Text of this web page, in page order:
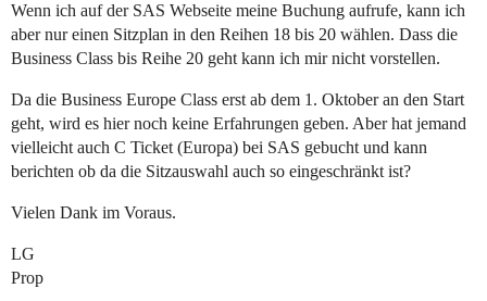
Wenn ich auf der SAS Webseite meine Buchung aufrufe, kann ich
aber nur einen Sitzplan in den Reihen 18 bis 20 wählen. Dass die
Business Class bis Reihe 20 geht kann ich mir nicht vorstellen.
Da die Business Europe Class erst ab dem 1. Oktober an den Start
geht, wird es hier noch keine Erfahrungen geben. Aber hat jemand
vielleicht auch C Ticket (Europa) bei SAS gebucht und kann
berichten ob da die Sitzauswahl auch so eingeschränkt ist?
Vielen Dank im Voraus.
LG
Prop